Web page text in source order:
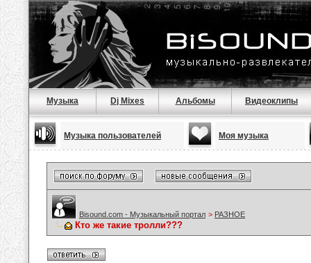
Музыка Dj Mixes Альбомы Видеоклипы
Музыка пользователей Моя музыка
Bisound.com - Музыкальный портал > РАЗНОЕ
Кто же такие тролли???